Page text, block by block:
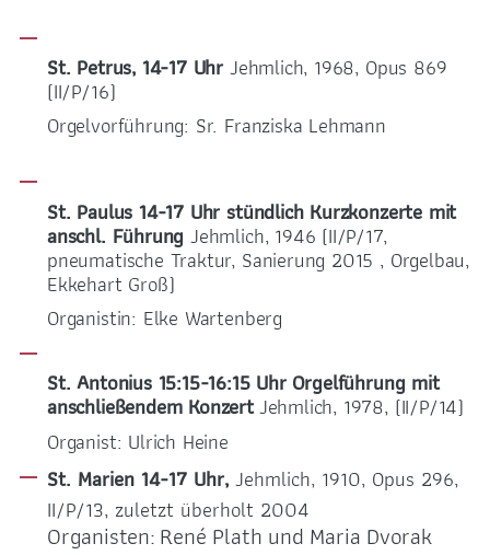
Gottfried-Keller-Straße 50
St. Petrus, 14-17 Uhr Jehmlich, 1968, Opus 869
(II/P/16)
Orgelvorführung: Sr. Franziska Lehmann
St. Paulus 14-17 Uhr stündlich Kurzkonzerte mit
anschl. FührungJehmlich, 1946 (II/P/17,
pneumatische Traktur, Sanierung 2015 , Orgelbau,
Ekkehart Groß)
Organistin: Elke Wartenberg
St. Antonius 15:15-16:15 Uhr Orgelführung mit
anschließendem KonzertJehmlich, 1978, (II/P/14)
Organist: Ulrich Heine
St. Marien 14-17 Uhr, Jehmlich, 1910, Opus 296,
II/P/13, zuletzt überholt 2004
Organisten: René Plath und Maria Dvorak